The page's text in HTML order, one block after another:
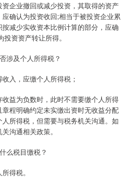
企业撤回或减少投资，其取得的资产
确认为投资收回;相当于被投资企业累
减少实收资本比例计算的部分，应确
资资产转让所得。
涉及个人所得税？
入，应缴个人所得税；
益为负数时，此时不需要缴个人所得
程明确约定未实缴出资时无收益分配
所得税，但需要与税务机关沟通。如
沟通相关政策。
么税目缴税？
得税。